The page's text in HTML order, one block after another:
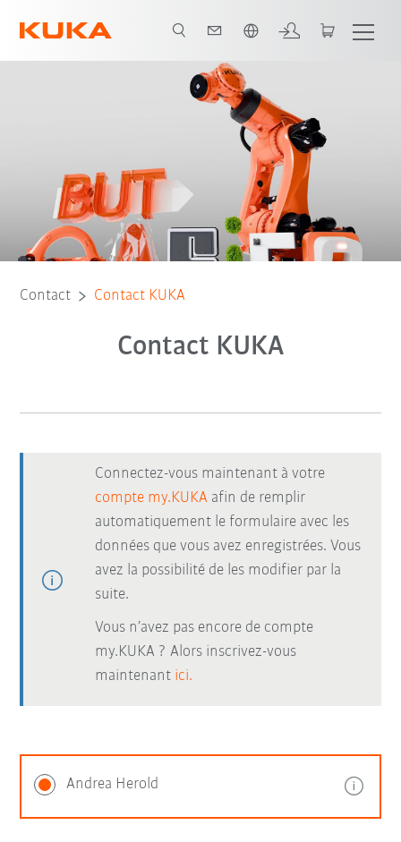
Contact Contact KUKA
Contact KUKA
Connectez-vous maintenant à votre
compte my.KUKA afin de remplir
automatiquement le formulaire avec les
données que vous avez enregistrées. Vous
avez la possibilité de les modifier par la
suite.
Vous n’avez pas encore de compte
my.KUKA ? Alors inscrivez-vous
maintenant ici.
Andrea Herold